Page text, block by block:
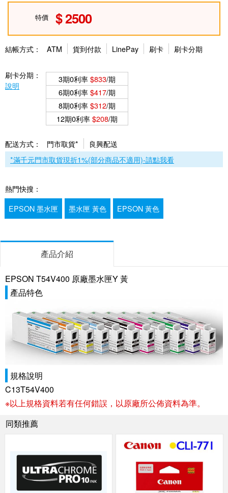
特價 2500
結帳方式： ATM 貨到付款 LinePay 刷卡 刷卡分期
刷卡分期：
說明
3期0利率$833/期
6期0利率$417/期
8期0利率$312/期
12期0利率$208/期
配送方式： 門市取貨*
良興配送
*滿千元門市取貨現折1%(部分商品不適用)-請點我看
熱門快搜：
EPSON 墨水匣
墨水匣 黃色 EPSON 黃色
產品介紹
EPSON T54V400 原廠墨水匣Y 黃
產品特色
規格說明
C13T54V400
※以上規格資料若有任何錯誤，以原廠所公佈資料為準。
同類推薦